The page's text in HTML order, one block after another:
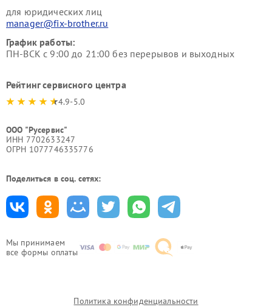
Мы принимаем
все формы оплаты
для юридических лиц
manager@fix-brother.ru
График работы:
ПН-ВСК с 9:00 до 21:00 без перерывов и выходных
Рейтинг сервисного центра
4.9-5.0
ООО "Русервис"
ИНН 7702633247
ОГРН 1077746335776
Поделиться в соц. сетях:
Политика конфиденциальности